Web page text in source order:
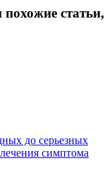
статьи,
до серьезных
симптома